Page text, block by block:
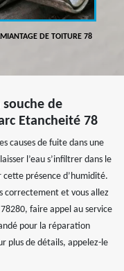
DE TOITURE 78
de
Etancheité 78
causes de fuite dans une
l’eau s’infiltrer dans le
présence d’humidité.
correctement et vous allez
faire appel au service
pour la réparation
plus de détails, appelez-le